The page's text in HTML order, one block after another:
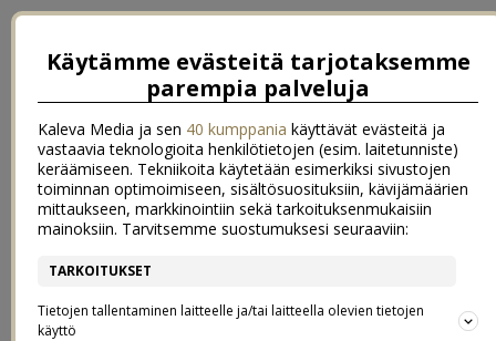
tervetuloa viikonloppu
Käytämme evästeitä tarjotaksemme
parempia palveluja
Kaleva Media ja sen 40 kumppania käyttävät evästeitä ja
vastaavia teknologioita henkilötietojen (esim. laitetunniste)
keräämiseen. Tekniikoita käytetään esimerkiksi sivustojen
toiminnan optimoimiseen, sisältösuosituksiin, kävijämäärien
mittaukseen, markkinointiin sekä tarkoituksenmukaisiin
mainoksiin. Tarvitsemme suostumuksesi seuraaviin:
TARKOITUKSET
Tietojen tallentaminen laitteelle ja/tai laitteella olevien tietojen
käyttö